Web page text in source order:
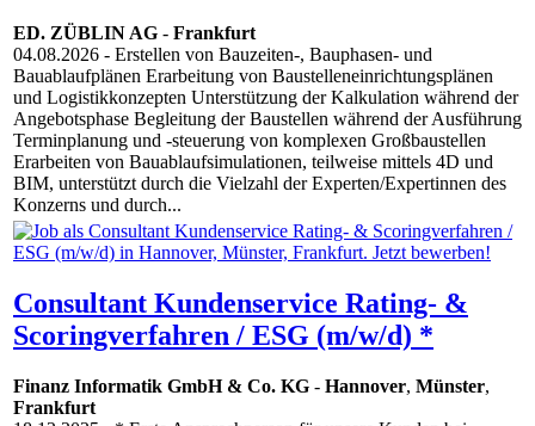
ED. ZÜBLIN AG - Frankfurt
04.08.2026 - Erstellen von Bauzeiten-, Bauphasen- und
Bauablaufplänen Erarbeitung von Baustelleneinrichtungsplänen
und Logistikkonzepten Unterstützung der Kalkulation während der
Angebotsphase Begleitung der Baustellen während der Ausführung
Terminplanung und -steuerung von komplexen Großbaustellen
Erarbeiten von Bauablaufsimulationen, teilweise mittels 4D und
BIM, unterstützt durch die Vielzahl der Experten/Expertinnen des
Konzerns und durch...
Consultant Kundenservice Rating- &
Scoringverfahren / ESG (m/w/d) *
Finanz Informatik GmbH & Co. KG - Hannover, Münster,
Frankfurt